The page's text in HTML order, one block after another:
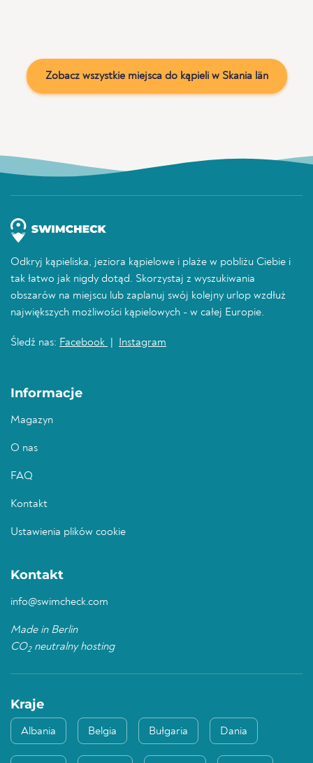
Zobacz wszystkie miejsca do kąpieli w Skania län
Odkryj kąpieliska, jeziora kąpielowe i plaże w pobliżu Ciebie i
tak łatwo jak nigdy dotąd. Skorzystaj z wyszukiwania
obszarów na miejscu lub zaplanuj swój kolejny urlop wzdłuż
największych możliwości kąpielowych - w całej Europie.
Śledź nas: Facebook Instagram
Informacje
Magazyn
O nas
FAQ
Kontakt
Ustawienia plików cookie
Kontakt
info@swimcheck.com
Made in Berlin
CO2neutralny hosting
Kraje
Albania Belgia Bułgaria Dania